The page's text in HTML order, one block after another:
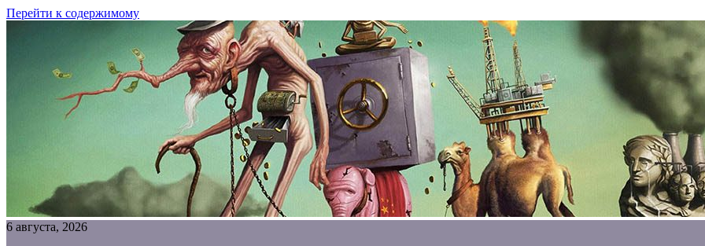
Перейти к содержимому
6 августа, 2026